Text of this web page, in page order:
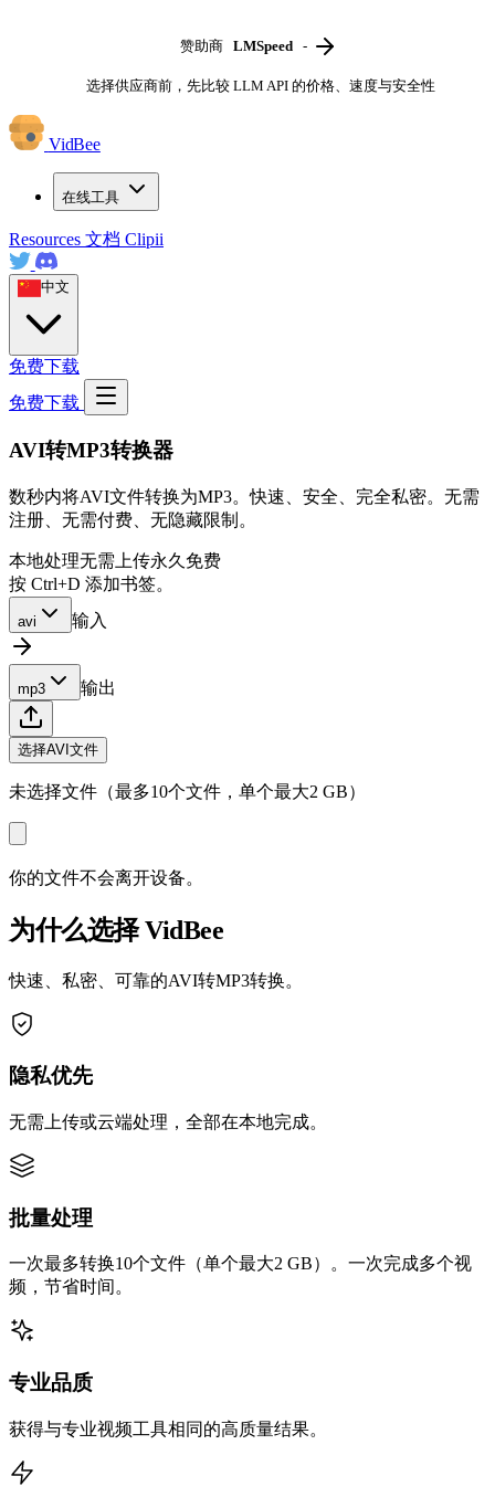
赞助商 LMSpeed -
选择供应商前，先比较 LLM API 的价格、速度与安全性
VidBee
在线工具
Resources 文档 Clipii
中文
免费下载
免费下载
AVI转MP3转换器
数秒内将AVI文件转换为MP3。快速、安全、完全私密。无需
注册、无需付费、无隐藏限制。
本地处理无需上传永久免费
按 Ctrl+D 添加书签。
avi 输入
mp3 输出
选择AVI文件
未选择文件（最多10个文件，单个最大2 GB）
你的文件不会离开设备。
为什么选择 VidBee
快速、私密、可靠的AVI转MP3转换。
隐私优先
无需上传或云端处理，全部在本地完成。
批量处理
一次最多转换10个文件（单个最大2 GB）。一次完成多个视
频，节省时间。
专业品质
获得与专业视频工具相同的高质量结果。